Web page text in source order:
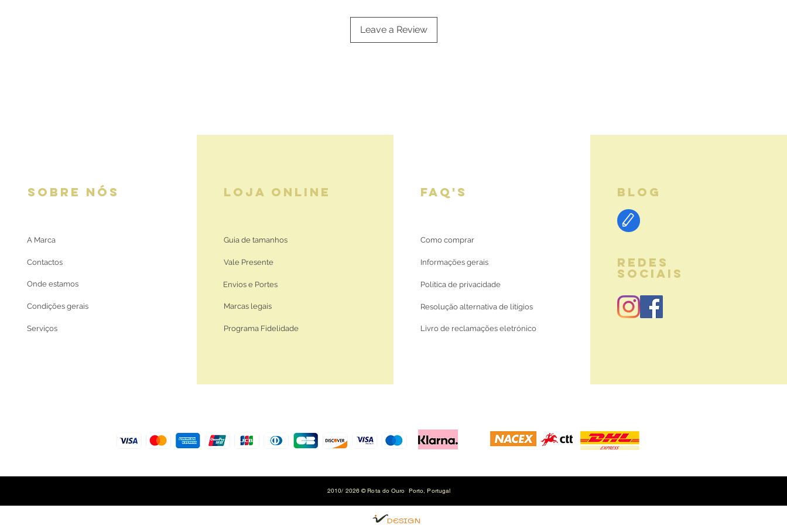
Leave a Review
SOBRE NÓS
A Marca
Contactos
Onde estamos
Condições gerais
Serviços
LOJA ONLINE
Guia de tamanhos
Vale Presente
Envios e Portes
Marcas legais
Programa Fidelidade
FAQ'S
Como comprar
Informações gerais
Política de privacidade
Resolução alternativa de litígios
Livro de reclamações eletrónico
BLOG
REDES
SOCIAIS
2010/ 2026 © Rota do Ouro Porto, Portugal
DESIGN